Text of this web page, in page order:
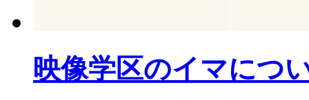
映像学区のイマにつ